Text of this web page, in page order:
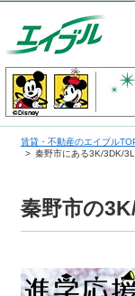
賃貸・不動産のエイブル
秦野市にある3K/3DK/
秦野市の